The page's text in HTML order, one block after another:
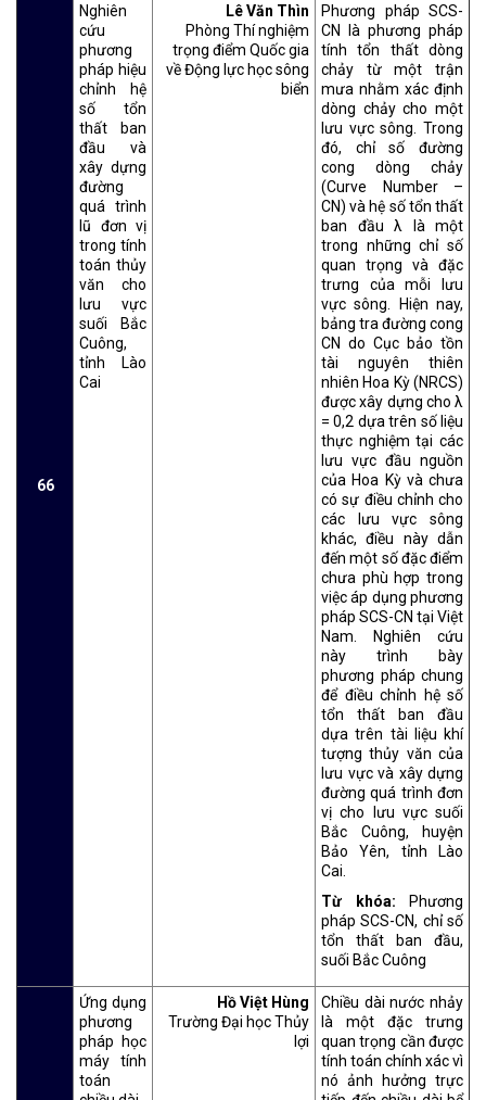
66
Nghiên
cứu
phương
pháp hiệu
chỉnh hệ
số tổn
thất ban
đầu và
xây dựng
đường
quá trình
lũ đơn vị
trong tính
toán thủy
văn cho
lưu vực
suối Bắc
Cuông,
tỉnh Lào
Cai
Lê Văn Thìn
Phòng Thí nghiệm
trọng điểm Quốc gia
về Động lực học sông
biển
Phương pháp SCS-
CN là phương pháp
tính tổn thất dòng
chảy từ một trận
mưa nhằm xác định
dòng chảy cho một
lưu vực sông. Trong
đó, chỉ số đường
cong dòng chảy
(Curve Number –
CN) và hệ số tổn thất
ban đầu λ là một
trong những chỉ số
quan trọng và đặc
trưng của mỗi lưu
vực sông. Hiện nay,
bảng tra đường cong
CN do Cục bảo tồn
tài nguyên thiên
nhiên Hoa Kỳ (NRCS)
được xây dựng cho λ
= 0,2 dựa trên số liệu
thực nghiệm tại các
lưu vực đầu nguồn
của Hoa Kỳ và chưa
có sự điều chỉnh cho
các lưu vực sông
khác, điều này dẫn
đến một số đặc điểm
chưa phù hợp trong
việc áp dụng phương
pháp SCS-CN tại Việt
Nam. Nghiên cứu
này trình bày
phương pháp chung
để điều chỉnh hệ số
tổn thất ban đầu
dựa trên tài liệu khí
tượng thủy văn của
lưu vực và xây dựng
đường quá trình đơn
vị cho lưu vực suối
Bắc Cuông, huyện
Bảo Yên, tỉnh Lào
Cai.
Từ khóa: Phương
pháp SCS-CN, chỉ số
tổn thất ban đầu,
suối Bắc Cuông
Ứng dụng
phương
pháp học
máy tính
toán
Hồ Việt Hùng
Trường Đại học Thủy
lợi
Chiều dài nước nhảy
là một đặc trưng
quan trọng cần được
tính toán chính xác vì
nó ảnh hưởng trực